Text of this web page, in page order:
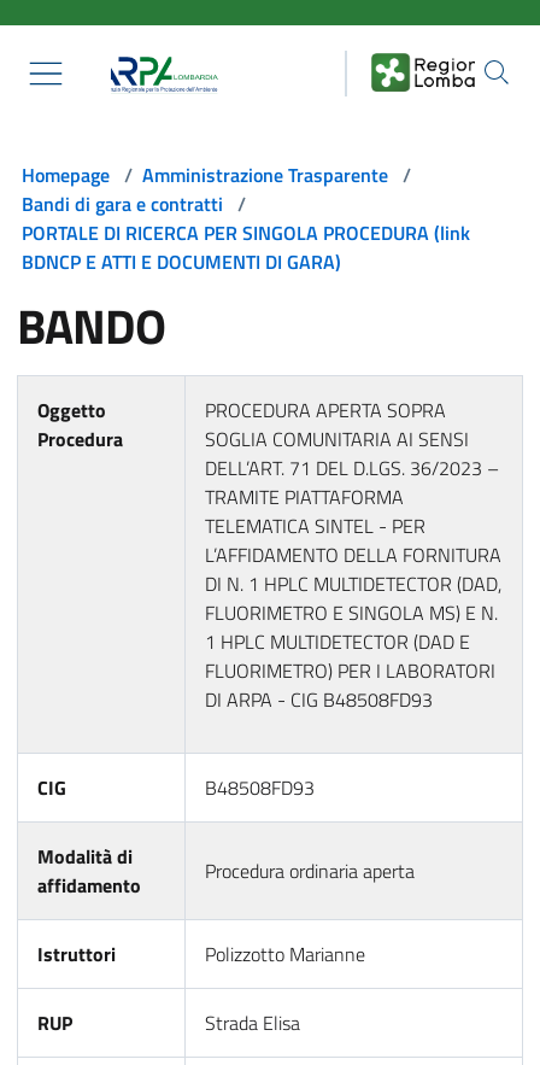
Homepage / Amministrazione Trasparente /
Bandi di gara e contratti /
PORTALE DI RICERCA PER SINGOLA PROCEDURA (link
BDNCP E ATTI E DOCUMENTI DI GARA)
BANDO
Oggetto
Procedura
PROCEDURA APERTA SOPRA
SOGLIA COMUNITARIA AI SENSI
DELL’ART. 71 DEL D.LGS. 36/2023 –
TRAMITE PIATTAFORMA
TELEMATICA SINTEL - PER
L’AFFIDAMENTO DELLA FORNITURA
DI N. 1 HPLC MULTIDETECTOR (DAD,
FLUORIMETRO E SINGOLA MS) E N.
1 HPLC MULTIDETECTOR (DAD E
FLUORIMETRO) PER I LABORATORI
DI ARPA - CIG B48508FD93
CIG B48508FD93
Modalità di
affidamento
Procedura ordinaria aperta
Istruttori Polizzotto Marianne
RUP Strada Elisa